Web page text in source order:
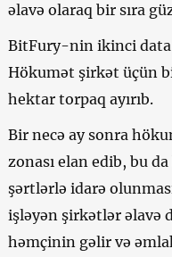
əlavə olaraq bir sıra
BitFury-nin ikinci
Hökumət şirkət üçün
hektar torpaq ayırıb.
Bir necə ay sonra
zonası elan edib, bu
şərtlərlə idarə
işləyən şirkətlər əlavə
həmçinin gəlir və